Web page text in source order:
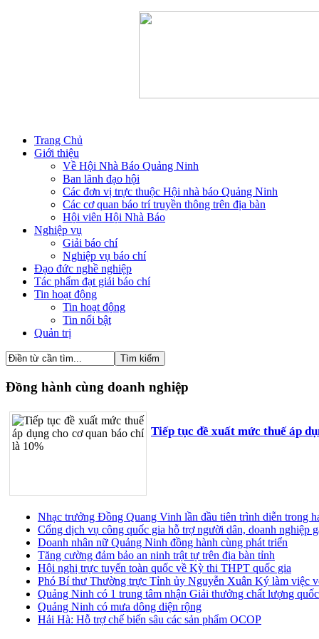
Trang Chủ
Giới thiệu
Về Hội Nhà Báo Quảng Ninh
Ban lãnh đạo hội
Các đơn vị trực thuộc Hội nhà báo Quảng Ninh
Các cơ quan báo trí truyền thông trên địa bàn
Hội viên Hội Nhà Báo
Nghiệp vụ
Giải báo chí
Nghiệp vụ báo chí
Đạo đức nghề nghiệp
Tác phẩm đạt giải báo chí
Tin hoạt động
Tin hoạt động
Tin nổi bật
Quản trị
Đồng hành cùng doanh nghiệp
Tiếp tục đề xuất mức thuế áp
Nhạc trưởng Đồng Quang Vinh lần đầu tiên trình diễn trong
Cổng dịch vụ công quốc gia hỗ trợ người dân, doanh nghiệp
Doanh nhân nữ Quảng Ninh đồng hành cùng phát triển
Tăng cường đảm bảo an ninh trật tự trên địa bàn tỉnh
Hội nghị trực tuyến toàn quốc về Kỳ thi THPT quốc gia
Phó Bí thư Thường trực Tỉnh ủy Nguyễn Xuân Ký làm việc
Quảng Ninh có 1 trung tâm nhận Giải thưởng chất lượng
Quảng Ninh có mưa dông diện rộng
Hải Hà: Hỗ trợ chế biến sâu các sản phẩm OCOP